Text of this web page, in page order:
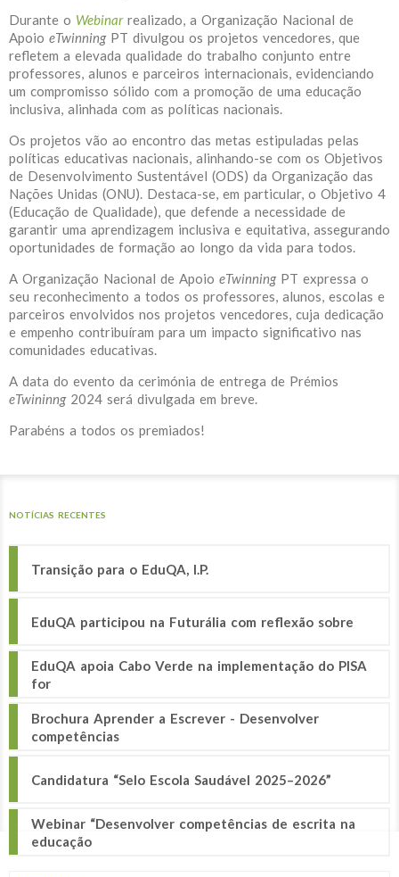
Durante o Webinar realizado, a Organização Nacional de
Apoio eTwinningPT divulgou os projetos vencedores, que
refletem a elevada qualidade do trabalho conjunto entre
professores, alunos e parceiros internacionais, evidenciando
um compromisso sólido com a promoção de uma educação
inclusiva, alinhada com as políticas nacionais.
Os projetos vão ao encontro das metas estipuladas pelas
políticas educativas nacionais, alinhando-se com os Objetivos
de Desenvolvimento Sustentável (ODS) da Organização das
Nações Unidas (ONU). Destaca-se, em particular, o Objetivo 4
(Educação de Qualidade), que defende a necessidade de
garantir uma aprendizagem inclusiva e equitativa, assegurando
oportunidades de formação ao longo da vida para todos.
A Organização Nacional de Apoio eTwinningPT expressa o
seu reconhecimento a todos os professores, alunos, escolas e
parceiros envolvidos nos projetos vencedores, cuja dedicação
e empenho contribuíram para um impacto significativo nas
comunidades educativas.
A data do evento da cerimónia de entrega de Prémios
eTwininng 2024 será divulgada em breve.
Parabéns a todos os premiados!
NOTÍCIAS RECENTES
Transição para o EduQA, I.P.
EduQA participou na Futurália com reflexão sobre
EduQA apoia Cabo Verde na implementação do PISA
for
Brochura Aprender a Escrever - Desenvolver
competências
Candidatura “Selo Escola Saudável 2025–2026”
Webinar “Desenvolver competências de escrita na
educação